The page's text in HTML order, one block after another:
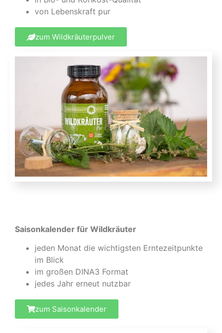
von Lebenskraft pur
zum Wildkräuterpulver
Saisonkalender für Wildkräuter
jeden Monat die wichtigsten Erntezeitpunkte
im Blick
im großen DINA3 Format
jedes Jahr erneut nutzbar
zum Saisonkalender